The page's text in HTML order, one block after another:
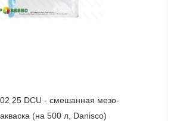
(на 500 л, Danisco)